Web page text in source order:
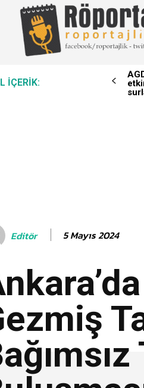
IÇERIK:
Editör 5 Mayıs 2024